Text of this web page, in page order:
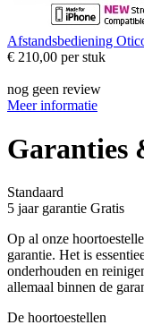
Afstandsbediening
€ 210,00 per stuk
nog geen review
Meer informatie
Garanties
Standaard
5 jaar garantie Gratis
Op al onze
garantie. Het is
onderhouden en
allemaal binnen de
De hoortoestellen